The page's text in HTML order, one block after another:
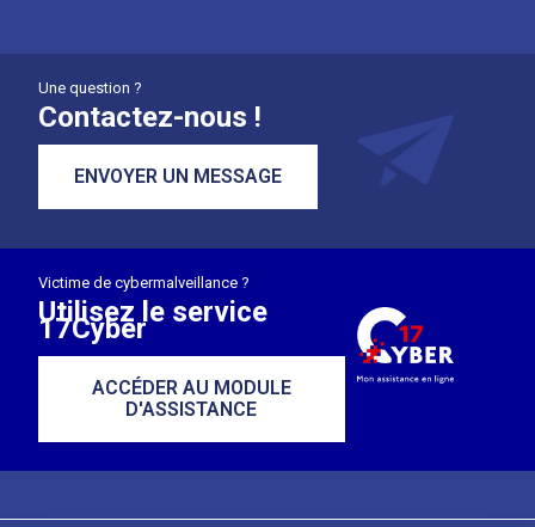
Une question ?
Contactez-nous !
ENVOYER UN MESSAGE
Victime de cybermalveillance ?
Utilisez le service
17Cyber
ACCÉDER AU MODULE
D'ASSISTANCE